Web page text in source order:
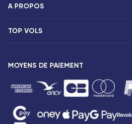
F.A.Q et contacts
Destinations
A PROPOS
Présentation
Espace presse
Conditions tarifaires
Droits des passagers
Conditions générales de vente
TOP VOLS
Vols Paris Saint-Denis
Vols Paris Dzaoudzi
MOYENS DE PAIEMENT